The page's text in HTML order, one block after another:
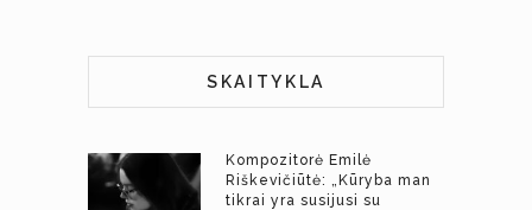
SKAITYKLA
Kompozitorė Emilė
Riškevičiūtė: „Kūryba man
tikrai yra susijusi su